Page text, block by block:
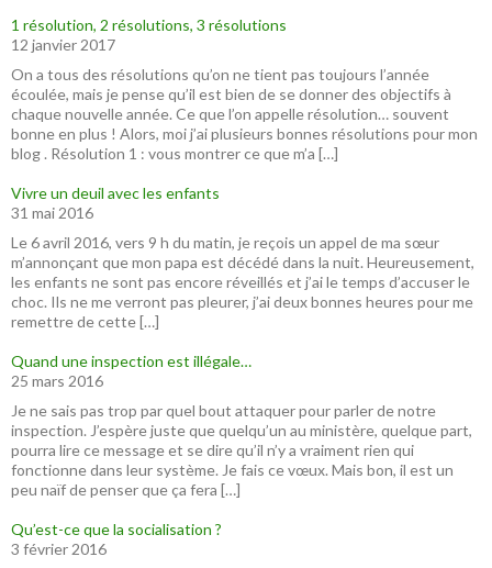
1 résolution, 2 résolutions, 3 résolutions
12 janvier 2017
On a tous des résolutions qu’on ne tient pas toujours l’année
écoulée, mais je pense qu’il est bien de se donner des objectifs à
chaque nouvelle année. Ce que l’on appelle résolution… souvent
bonne en plus ! Alors, moi j’ai plusieurs bonnes résolutions pour mon
blog . Résolution 1 : vous montrer ce que m’a […]
Vivre un deuil avec les enfants
31 mai 2016
Le 6 avril 2016, vers 9 h du matin, je reçois un appel de ma sœur
m’annonçant que mon papa est décédé dans la nuit. Heureusement,
les enfants ne sont pas encore réveillés et j’ai le temps d’accuser le
choc. Ils ne me verront pas pleurer, j’ai deux bonnes heures pour me
remettre de cette […]
Quand une inspection est illégale…
25 mars 2016
Je ne sais pas trop par quel bout attaquer pour parler de notre
inspection. J’espère juste que quelqu’un au ministère, quelque part,
pourra lire ce message et se dire qu’il n’y a vraiment rien qui
fonctionne dans leur système. Je fais ce vœux. Mais bon, il est un
peu naïf de penser que ça fera […]
Qu’est-ce que la socialisation ?
3 février 2016